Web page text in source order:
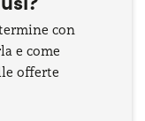
con
e come
offerte